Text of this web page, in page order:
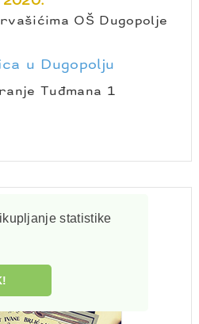
statistike
OŠ Dugopolje
u Dugopolju
Tuđmana 1